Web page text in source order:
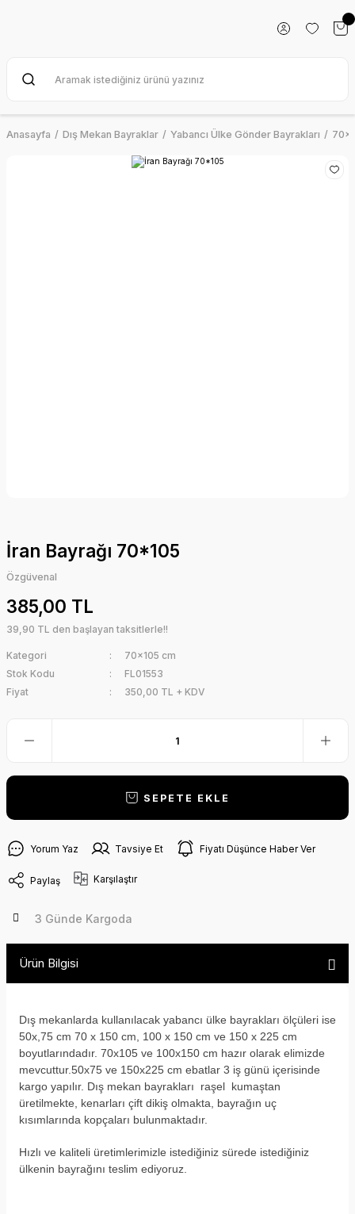
Anasayfa Dış Mekan Bayraklar Yabancı Ülke Gönder Bayrakları
İran Bayrağı 70*105
Özgüvenal
385,00 TL
39,90 TL den başlayan taksitlerle!!
Kategori
70x105 cm
Stok Kodu
FL01553
Fiyat
350,00 TL + KDV
SEPETE EKLE
Yorum Yaz Tavsiye Et Fiyatı Düşünce Haber Ver
Paylaş Karşılaştır
3 Günde Kargoda
Ürün Bilgisi
Dış mekanlarda kullanılacak yabancı ülke bayrakları ölçüleri ise
50x,75 cm 70 x 150 cm, 100 x 150 cm ve 150 x 225 cm
boyutlarındadır. 70x105 ve 100x150 cm hazır olarak elimizde
mevcuttur.50x75 ve 150x225 cm ebatlar 3 iş günü içerisinde
kargo yapılır. Dış mekan bayrakları raşel kumaştan
üretilmekte, kenarları çift dikiş olmakta, bayrağın uç
kısımlarında kopçaları bulunmaktadır.
Hızlı ve kaliteli üretimlerimizle istediğiniz sürede istediğiniz
ülkenin bayrağını teslim ediyoruz.